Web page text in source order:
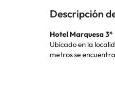
Descripción
Hotel Marquesa 3*
Ubicado en la
metros se
El hotel cuenta